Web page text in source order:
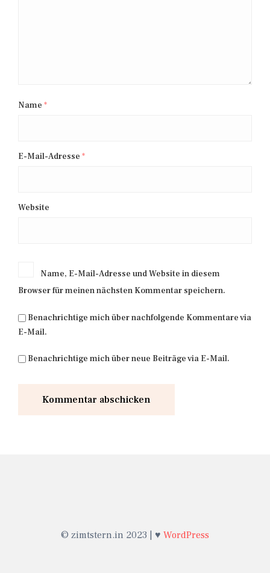
Name *
E-Mail-Adresse *
Website
Name, E-Mail-Adresse und Website in diesem
Browser für meinen nächsten Kommentar speichern.
Benachrichtige mich über nachfolgende Kommentare via
E-Mail.
Benachrichtige mich über neue Beiträge via E-Mail.
© zimtstern.in 2023 | ♥ WordPress